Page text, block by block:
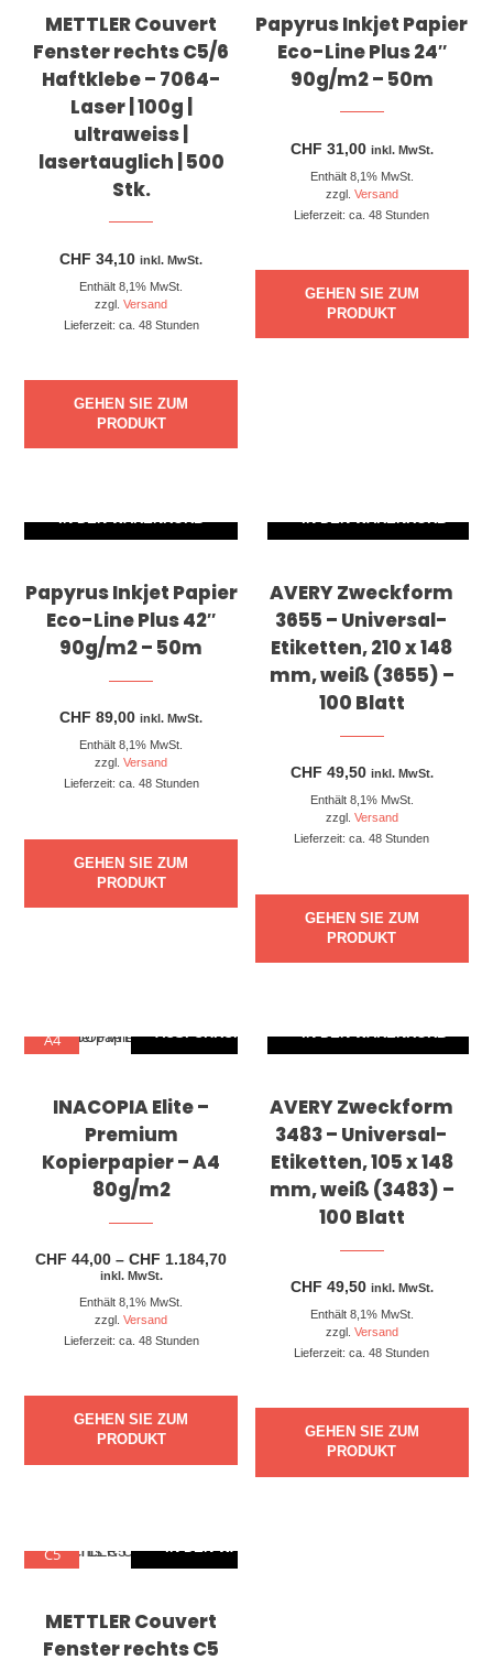
METTLER Couvert
Fenster rechts C5/6
Haftklebe – 7064-
Laser | 100g |
ultraweiss |
lasertauglich | 500
Stk.
CHF 34,10 inkl. MwSt.
Enthält 8,1% MwSt.
zzgl.Versand
Lieferzeit: ca. 48 Stunden
GEHEN SIE ZUM
PRODUKT
Papyrus Inkjet Papier
Eco-Line Plus 24″
90g/m2 – 50m
CHF 31,00 inkl. MwSt.
Enthält 8,1% MwSt.
zzgl. Versand
Lieferzeit: ca. 48 Stunden
GEHEN SIE ZUM
PRODUKT
IN DEN WARENKORB
Papyrus Inkjet Papier
Eco-Line Plus 42″
90g/m2 – 50m
CHF 89,00 inkl. MwSt.
Enthält 8,1% MwSt.
zzgl.Versand
Lieferzeit: ca. 48 Stunden
GEHEN SIE ZUM
PRODUKT
IN DEN WARENKORB
AVERY Zweckform
3655 – Universal-
Etiketten, 210 x 148
mm, weiß (3655) –
100 Blatt
CHF 49,50 inkl. MwSt.
Enthält 8,1% MwSt.
zzgl. Versand
Lieferzeit: ca. 48 Stunden
GEHEN SIE ZUM
PRODUKT
AUSFÜHRUNG WÄHLEN
Dieses Produkt weist mehrere Varianten auf. Die Optionen können auf der Produktseite gewählt werden
A4
INACOPIA Elite –
Premium
Kopierpapier – A4
80g/m2
CHF 44,00 –CHF 1.184,70Preisspanne:
inkl. MwSt.
Enthält 8,1% MwSt.
zzgl.Versand
Lieferzeit: ca. 48 Stunden
GEHEN SIE ZUM
PRODUKT
IN DEN WARENKORB
AVERY Zweckform
3483 – Universal-
Etiketten, 105 x 148
mm, weiß (3483) –
100 Blatt
CHF 49,50 inkl. MwSt.
Enthält 8,1% MwSt.
zzgl. Versand
Lieferzeit: ca. 48 Stunden
GEHEN SIE ZUM
PRODUKT
C5
METTLER Couvert
Fenster rechts C5